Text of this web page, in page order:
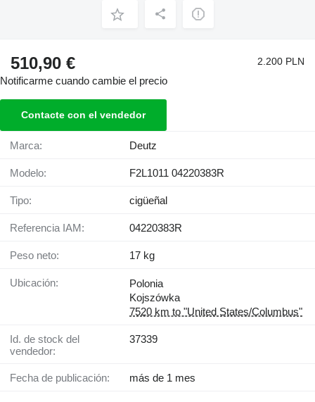
510,90 € 2.200 PLN
Notificarme cuando cambie el precio
Contacte con el vendedor
Marca: Deutz
Modelo: F2L1011 04220383R
Tipo: cigüeñal
Referencia IAM: 04220383R
Peso neto: 17 kg
Ubicación:
Polonia
Kojszówka
7520 km to "United States/Columbus"
Id. de stock del
vendedor:
37339
Fecha de publicación: más de 1 mes